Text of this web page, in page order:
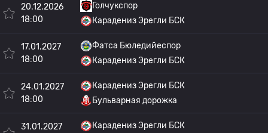
20.12.2026
18:00
Голчукспор
Карадениз Эрегли БСК
17.01.2027
18:00
Фатса Бюледийеспор
Карадениз Эрегли БСК
24.01.2027
18:00
Карадениз Эрегли БСК
Бульварная дорожка
31.01.2027
Карадениз Эрегли БСК